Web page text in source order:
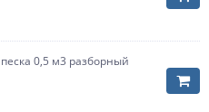
0,5 м3 разборный